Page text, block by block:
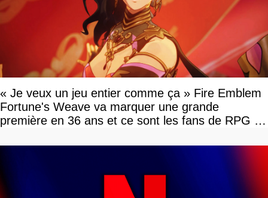
« Je veux un jeu entier comme ça » Fire Emblem
Fortune's Weave va marquer une grande
première en 36 ans et ce sont les fans de RPG en